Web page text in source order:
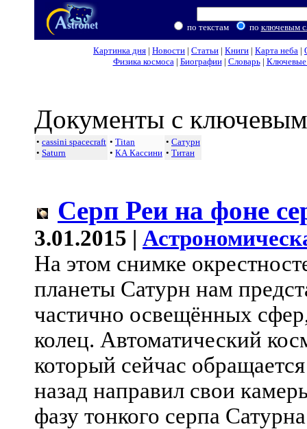
по текстам по ключевым
Картинка дня | Новости | Статьи | Книги | Карта неба |
Физика космоса| Биографии| Словарь| Ключевые
Документы с
• cassini spacecraft
• Saturn
• Titan
• КА Кассини
• Сатурн
• Титан
Серп Реи на фоне
3.01.2015 |
На этом снимке
планеты Сатурн нам
частично освещённых
колец. Автоматический
который сейчас
назад направил свои
фазу тонкого серпа